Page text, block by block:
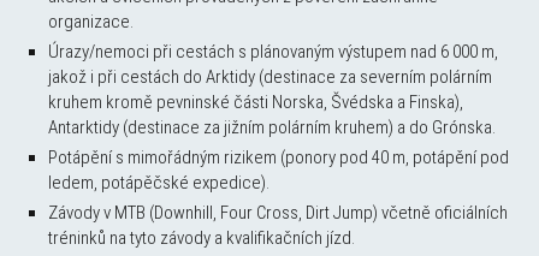
organizace.
Úrazy/nemoci při cestách s plánovaným výstupem nad 6 000 m,
jakož i při cestách do Arktidy (destinace za severním polárním
kruhem kromě pevninské části Norska, Švédska a Finska),
Antarktidy (destinace za jižním polárním kruhem) a do Grónska.
Potápění s mimořádným rizikem (ponory pod 40 m, potápění pod
ledem, potápěčské expedice).
Závody v MTB (Downhill, Four Cross, Dirt Jump) včetně oficiálních
tréninků na tyto závody a kvalifikačních jízd.